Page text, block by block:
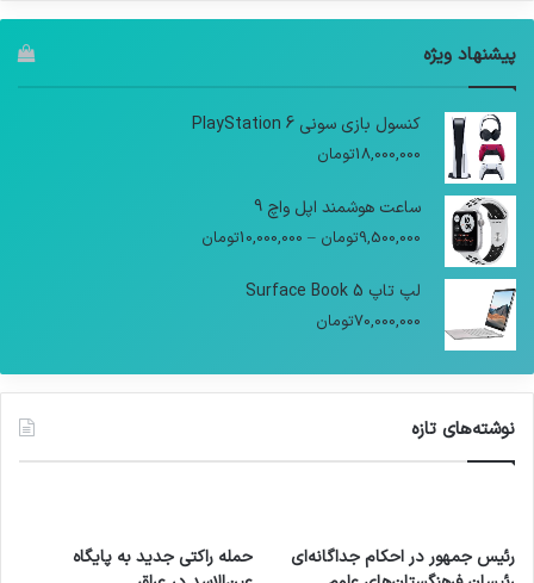
پیشنهاد ویژه
کنسول بازی سونی PlayStation 6
18,000,000تومان
ساعت هوشمند اپل واچ 9
9,500,000تومان –
10,000,000تومان
لپ تاپ Surface Book 5
70,000,000تومان
نوشته‌های تازه
رئیس جمهور در احکام جداگانه‌ای
حمله راکتی جدید به پایگاه